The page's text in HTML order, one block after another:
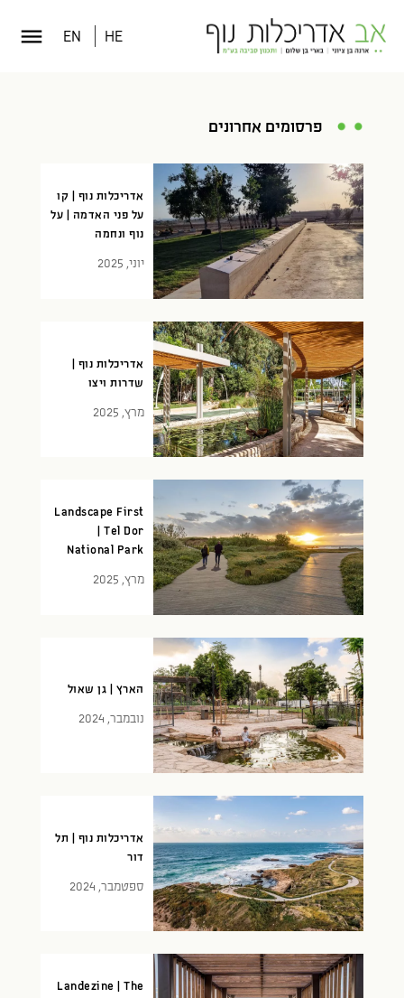
HE
EN
פרסומים אחרונים
אדריכלות נוף | קו
על פני האדמה | על
נוף ונחמה
יוני, 2025
אדריכלות נוף |
שדרות ויצו
מרץ, 2025
Landscape First
| Tel Dor
National Park
מרץ, 2025
הארץ | גן שאול
נובמבר, 2024
אדריכלות נוף | תל
דור
ספטמבר, 2024
Landezine | The